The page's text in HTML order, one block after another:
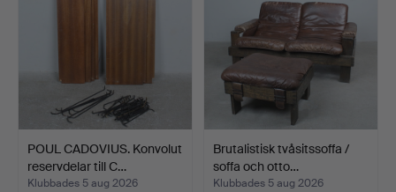
POUL CADOVIUS. Konvolut
reservdelar till C…
Klubbades 5 aug 2026
Brutalistisk tvåsitssoffa /
soffa och otto…
Klubbades 5 aug 2026